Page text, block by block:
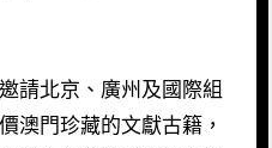
澳門珍藏的文獻古籍，